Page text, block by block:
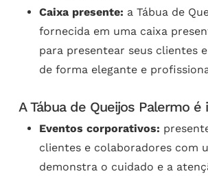
Caixa presente: a Tábua de
fornecida em uma caixa
para presentear seus clientes
de forma elegante e
A Tábua de Queijos Palermo é
Eventos corporativos:
clientes e colaboradores com
demonstra o cuidado e a